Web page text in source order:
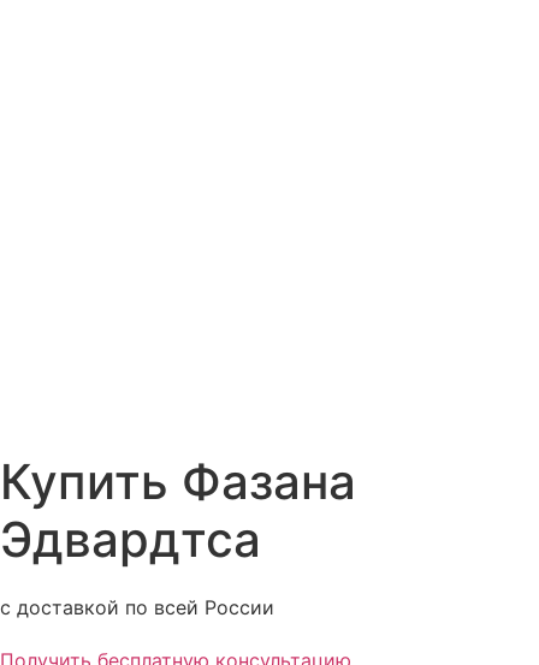
Купить Фазана
Эдвардтса
с доставкой по всей России
Получить бесплатную консультацию